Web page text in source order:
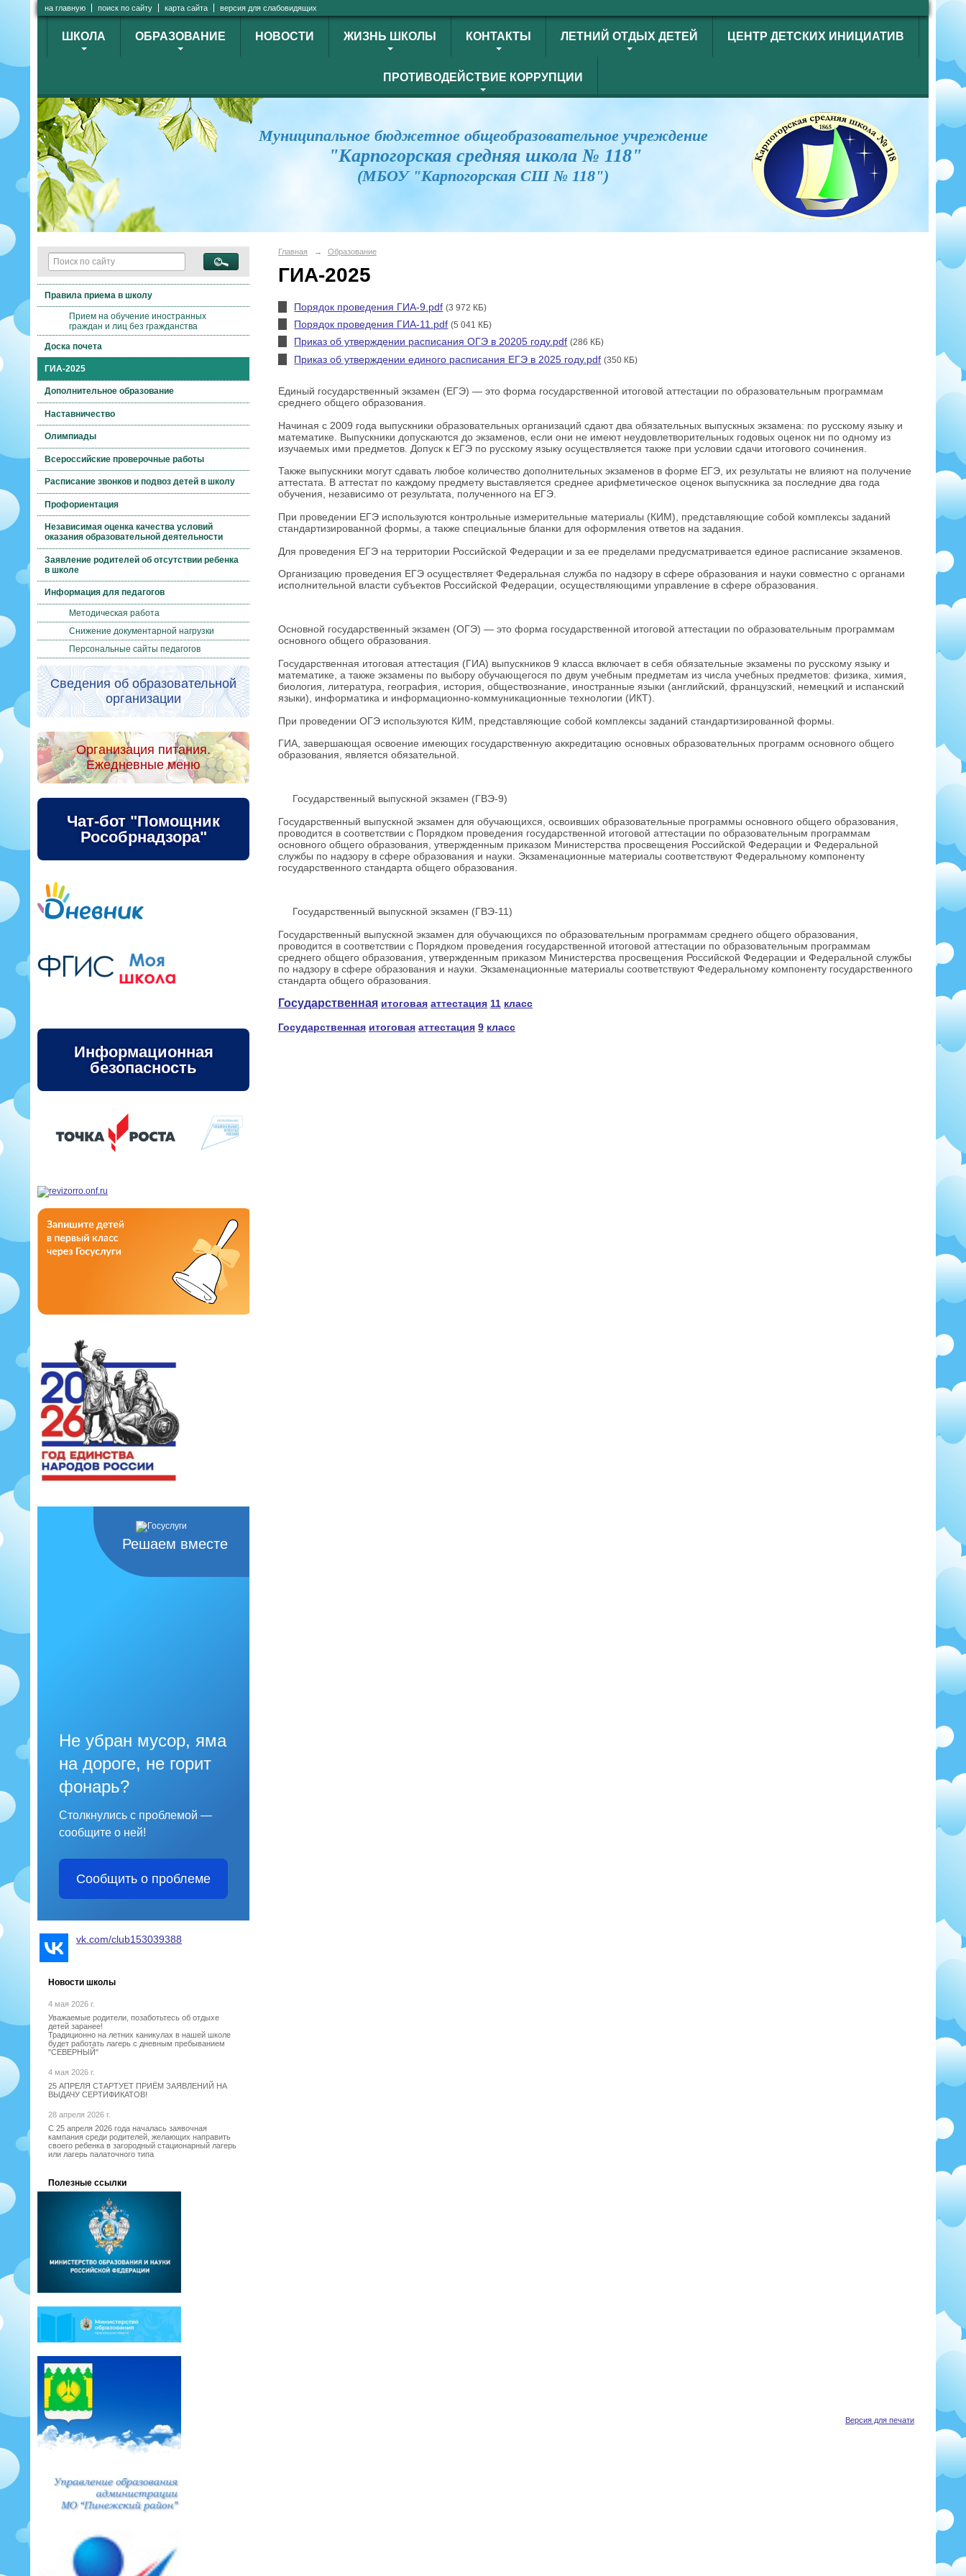
на главную поиск по сайту карта сайта версия для слабовидящих
ШКОЛА ОБРАЗОВАНИЕ НОВОСТИ ЖИЗНЬ ШКОЛЫ КОНТАКТЫ ЛЕТНИЙ ОТДЫХ ДЕТЕЙ ЦЕНТР ДЕТСКИХ ИНИЦИАТИВ
ПРОТИВОДЕЙСТВИЕ КОРРУПЦИИ
Муниципальное бюджетное общеобразовательное учреждение
"Карпогорская средняя школа № 118"
(МБОУ "Карпогорская СШ № 118")
Правила приема в школу
Прием на обучение иностранных
граждан и лиц без гражданства
Доска почета
ГИА-2025
Дополнительное образование
Наставничество
Олимпиады
Всероссийские проверочные работы
Расписание звонков и подвоз детей в школу
Профориентация
Независимая оценка качества условий
оказания образовательной деятельности
Заявление родителей об отсутствии ребенка
в школе
Информация для педагогов
Методическая работа
Снижение документарной нагрузки
Персональные сайты педагогов
Сведения об образовательной
организации
Организация питания.
Ежедневные меню
Чат-бот "Помощник
Рособрнадзора"
Информационная
безопасность
Решаем вместе
Не убран мусор, яма
на дороге, не горит
фонарь?
Столкнулись с проблемой —
сообщите о ней!
Сообщить о проблеме
vk.com/club153039388
Новости школы
4 мая 2026 г.
Уважаемые родители, позаботьтесь об отдыхе
детей заранее!
Традиционно на летних каникулах в нашей школе
будет работать лагерь с дневным пребыванием
"СЕВЕРНЫЙ"
4 мая 2026 г.
25 АПРЕЛЯ СТАРТУЕТ ПРИЁМ ЗАЯВЛЕНИЙ НА
ВЫДАЧУ СЕРТИФИКАТОВ!
28 апреля 2026 г.
С 25 апреля 2026 года началась заявочная
кампания среди родителей, желающих направить
своего ребенка в загородный стационарный лагерь
или лагерь палаточного типа
Полезные ссылки
Главная → Образование
ГИА-2025
Порядок проведения ГИА-9.pdf (3 972 КБ)
Порядок проведения ГИА-11.pdf (5 041 КБ)
Приказ об утверждении расписания ОГЭ в 20205 году.pdf (286 КБ)
Приказ об утверждении единого расписания ЕГЭ в 2025 году.pdf (350 КБ)
Единый государственный экзамен (ЕГЭ) — это форма государственной итоговой аттестации по образовательным программам
среднего общего образования.
Начиная с 2009 года выпускники образовательных организаций сдают два обязательных выпускных экзамена: по русскому языку и
математике. Выпускники допускаются до экзаменов, если они не имеют неудовлетворительных годовых оценок ни по одному из
изучаемых ими предметов. Допуск к ЕГЭ по русскому языку осуществляется также при условии сдачи итогового сочинения.
Также выпускники могут сдавать любое количество дополнительных экзаменов в форме ЕГЭ, их результаты не влияют на получение
аттестата. В аттестат по каждому предмету выставляется среднее арифметическое оценок выпускника за последние два года
обучения, независимо от результата, полученного на ЕГЭ.
При проведении ЕГЭ используются контрольные измерительные материалы (КИМ), представляющие собой комплексы заданий
стандартизированной формы, а также специальные бланки для оформления ответов на задания.
Для проведения ЕГЭ на территории Российской Федерации и за ее пределами предусматривается единое расписание экзаменов.
Организацию проведения ЕГЭ осуществляет Федеральная служба по надзору в сфере образования и науки совместно с органами
исполнительной власти субъектов Российской Федерации, осуществляющими управление в сфере образования.
Основной государственный экзамен (ОГЭ) — это форма государственной итоговой аттестации по образовательным программам
основного общего образования.
Государственная итоговая аттестация (ГИА) выпускников 9 класса включает в себя обязательные экзамены по русскому языку и
математике, а также экзамены по выбору обучающегося по двум учебным предметам из числа учебных предметов: физика, химия,
биология, литература, география, история, обществознание, иностранные языки (английский, французский, немецкий и испанский
языки), информатика и информационно-коммуникационные технологии (ИКТ).
При проведении ОГЭ используются КИМ, представляющие собой комплексы заданий стандартизированной формы.
ГИА, завершающая освоение имеющих государственную аккредитацию основных образовательных программ основного общего
образования, является обязательной.
Государственный выпускной экзамен (ГВЭ-9)
Государственный выпускной экзамен для обучающихся, освоивших образовательные программы основного общего образования,
проводится в соответствии с Порядком проведения государственной итоговой аттестации по образовательным программам
основного общего образования, утвержденным приказом Министерства просвещения Российской Федерации и Федеральной
службы по надзору в сфере образования и науки. Экзаменационные материалы соответствуют Федеральному компоненту
государственного стандарта общего образования.
Государственный выпускной экзамен (ГВЭ-11)
Государственный выпускной экзамен для обучающихся по образовательным программам среднего общего образования,
проводится в соответствии с Порядком проведения государственной итоговой аттестации по образовательным программам
среднего общего образования, утвержденным приказом Министерства просвещения Российской Федерации и Федеральной службы
по надзору в сфере образования и науки. Экзаменационные материалы соответствуют Федеральному компоненту государственного
стандарта общего образования.
Государственная итоговая аттестация 11 класс
Государственная итоговая аттестация 9 класс
Версия для печати